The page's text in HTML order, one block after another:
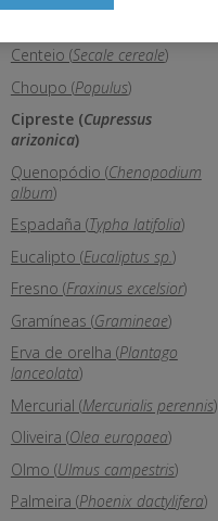
Centeio (Secale cereale)
Choupo (Populus)
Cipreste (Cupressus
arizonica)
Quenopódio (Chenopodium
album)
Espadaña (Typha latifolia)
Eucalipto (Eucaliptus sp. )
Fresno (Fraxinus excelsior)
Gramíneas (Gramineae)
Erva de orelha (Plantago
lanceolata)
Mercurial (Mercurialis perennis)
Oliveira (Olea europaea)
Olmo (Ulmus campestris)
Palmeira (Phoenix dactylifera)